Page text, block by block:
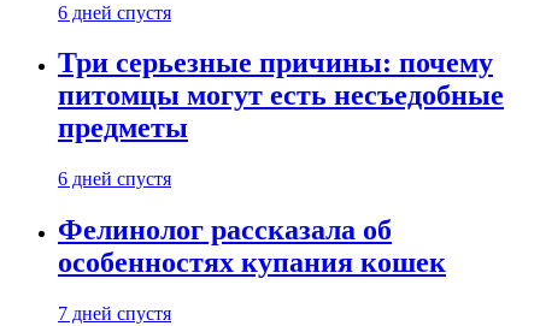
6 дней спустя
Три серьезные причины: почему
питомцы могут есть несъедобные
предметы
6 дней спустя
Фелинолог рассказала об
особенностях купания кошек
7 дней спустя